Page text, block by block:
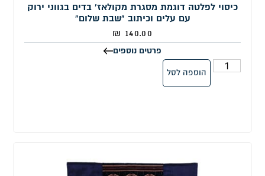
כיסוי לפלטה דוגמת מסגרת מקולאז' בדים בגווני ירוק
עם עלים וכיתוב "שבת שלום"
140.00
₪
פרטים נוספים
הוספה לסל